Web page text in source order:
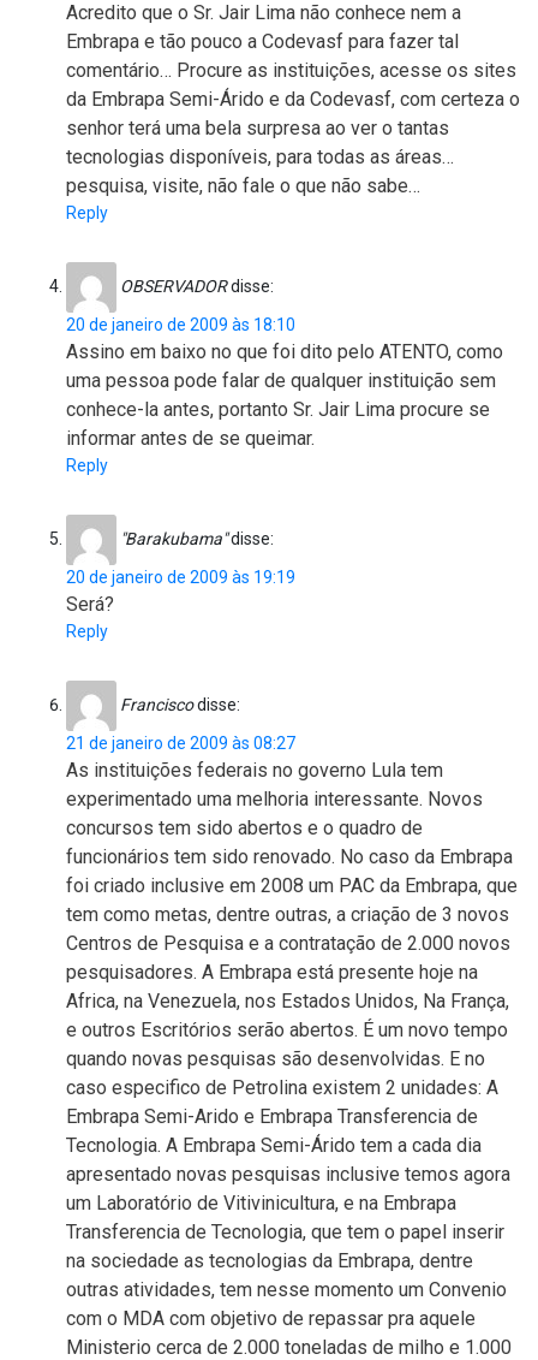
Acredito que o Sr. Jair Lima não conhece nem a
Embrapa e tão pouco a Codevasf para fazer tal
comentário… Procure as instituições, acesse os sites
da Embrapa Semi-Árido e da Codevasf, com certeza o
senhor terá uma bela surpresa ao ver o tantas
tecnologias disponíveis, para todas as áreas…
pesquisa, visite, não fale o que não sabe…
Reply
OBSERVADORdisse:
20 de janeiro de 2009 às 18:10
Assino em baixo no que foi dito pelo ATENTO, como
uma pessoa pode falar de qualquer instituição sem
conhece-la antes, portanto Sr. Jair Lima procure se
informar antes de se queimar.
Reply
"Barakubama"disse:
20 de janeiro de 2009 às 19:19
Será?
Reply
Franciscodisse:
21 de janeiro de 2009 às 08:27
As instituições federais no governo Lula tem
experimentado uma melhoria interessante. Novos
concursos tem sido abertos e o quadro de
funcionários tem sido renovado. No caso da Embrapa
foi criado inclusive em 2008 um PAC da Embrapa, que
tem como metas, dentre outras, a criação de 3 novos
Centros de Pesquisa e a contratação de 2.000 novos
pesquisadores. A Embrapa está presente hoje na
Africa, na Venezuela, nos Estados Unidos, Na França,
e outros Escritórios serão abertos. É um novo tempo
quando novas pesquisas são desenvolvidas. E no
caso especifico de Petrolina existem 2 unidades: A
Embrapa Semi-Arido e Embrapa Transferencia de
Tecnologia. A Embrapa Semi-Árido tem a cada dia
apresentado novas pesquisas inclusive temos agora
um Laboratório de Vitivinicultura, e na Embrapa
Transferencia de Tecnologia, que tem o papel inserir
na sociedade as tecnologias da Embrapa, dentre
outras atividades, tem nesse momento um Convenio
com o MDA com objetivo de repassar pra aquele
Ministerio cerca de 2.000 toneladas de milho e 1.000